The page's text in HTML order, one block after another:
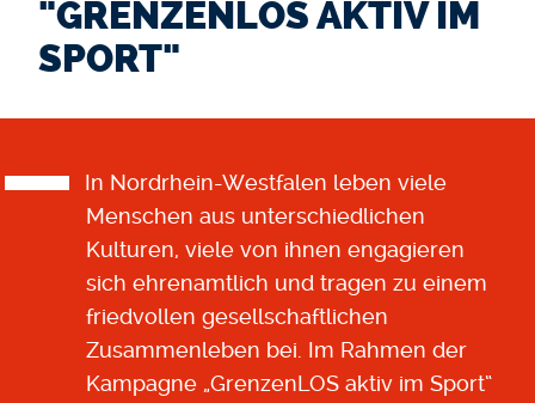
"GRENZENLOS AKTIV IM
SPORT"
In Nordrhein-Westfalen leben viele
Menschen aus unterschiedlichen
Kulturen, viele von ihnen engagieren
sich ehrenamtlich und tragen zu einem
friedvollen gesellschaftlichen
Zusammenleben bei. Im Rahmen der
Kampagne „GrenzenLOS aktiv im Sport“